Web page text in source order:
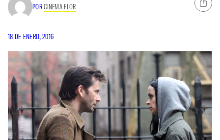
PORCINEMA FLOR
18 DE ENERO, 2016